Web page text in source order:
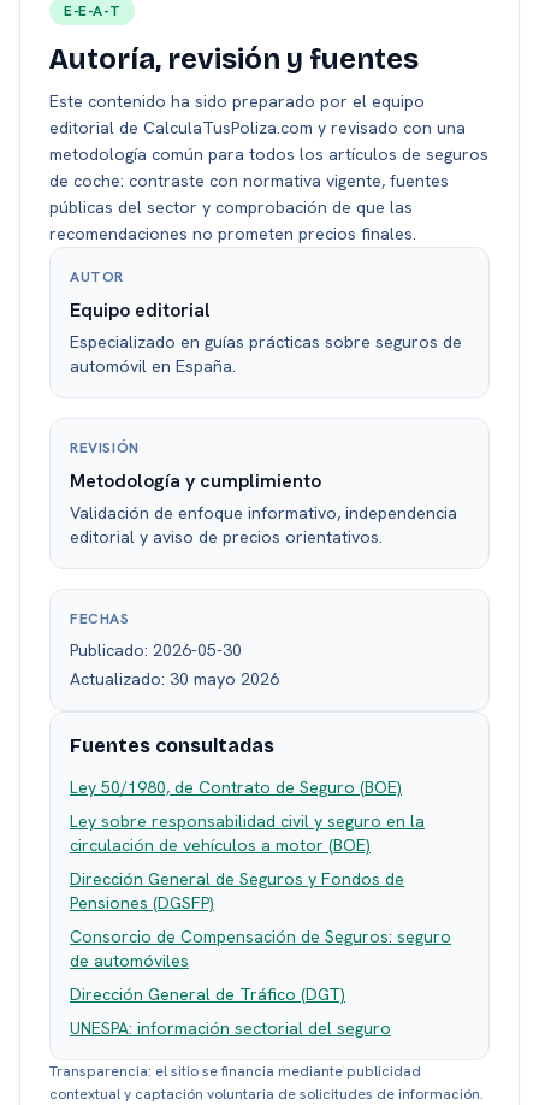
E-E-A-T
Autoría, revisión y fuentes
Este contenido ha sido preparado por el equipo
editorial de CalculaTusPoliza.com y revisado con una
metodología común para todos los artículos de seguros
de coche: contraste con normativa vigente, fuentes
públicas del sector y comprobación de que las
recomendaciones no prometen precios finales.
AUTOR
Equipo editorial
Especializado en guías prácticas sobre seguros de
automóvil en España.
REVISIÓN
Metodología y cumplimiento
Validación de enfoque informativo, independencia
editorial y aviso de precios orientativos.
FECHAS
Publicado: 2026-05-30
Actualizado: 30 mayo 2026
Fuentes consultadas
Ley 50/1980, de Contrato de Seguro (BOE)
Ley sobre responsabilidad civil y seguro en la
circulación de vehículos a motor (BOE)
Dirección General de Seguros y Fondos de
Pensiones (DGSFP)
Consorcio de Compensación de Seguros: seguro
de automóviles
Dirección General de Tráfico (DGT)
UNESPA: información sectorial del seguro
Transparencia: el sitio se financia mediante publicidad
contextual y captación voluntaria de solicitudes de información.